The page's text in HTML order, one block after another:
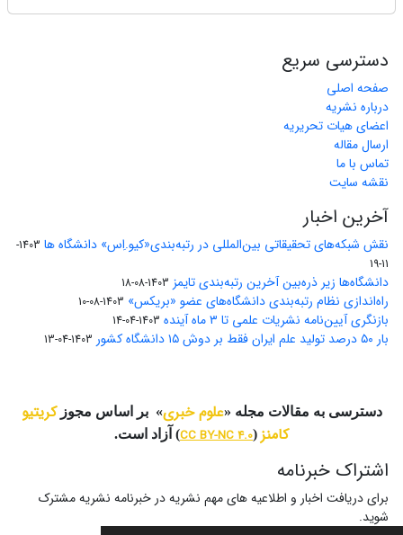
دسترسی سریع
صفحه اصلی
درباره نشریه
اعضای هیات تحریریه
ارسال مقاله
تماس با ما
نقشه سایت
آخرین اخبار
نقش شبکه‌های تحقیقاتی بین‌المللی در رتبه‌بندی«کیو.اِس» دانشگاه ها
1403-
11-19
دانشگاه‌ها زیر ذره‌بین آخرین رتبه‌بندی تایمز 1403-08-18
راه‌اندازی نظام رتبه‌بندی دانشگاه‌‌های عضو «بریکس» 1403-08-10
بازنگری آیین‌نامه نشریات علمی تا ۳ ماه آینده 1403-04-14
بار ۵۰ درصد تولید علم ایران فقط بر دوش ۱۵ دانشگاه کشور 1403-04-13
دسترسی به مقالات مجله «علوم خبری» بر اساس مجوزکریتیو
کامنز (
CC BY-NC 4.0) آزاد است.
اشتراک خبرنامه
برای دریافت اخبار و اطلاعیه های مهم نشریه در خبرنامه نشریه مشترک
شوید.